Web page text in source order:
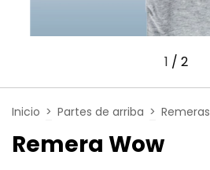
1 / 2
Inicio > Partes de arriba > Remeras
Remera Wow